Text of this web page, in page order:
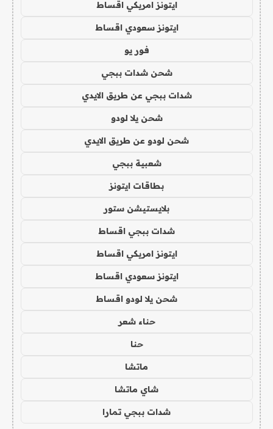
ايتونز امريكي اقساط
ايتونز سعودي اقساط
فور يو
شحن شدات ببجي
شدات ببجي عن طريق الايدي
شحن يلا لودو
شحن لودو عن طريق الايدي
شعبية ببجي
بطاقات ايتونز
بلايستيشن ستور
شدات ببجي اقساط
ايتونز امريكي اقساط
ايتونز سعودي اقساط
شحن يلا لودو اقساط
حناء شعر
حنا
ماتشا
شاي ماتشا
شدات ببجي تمارا